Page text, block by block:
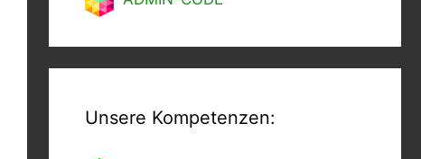
Unsere Kompetenzen: